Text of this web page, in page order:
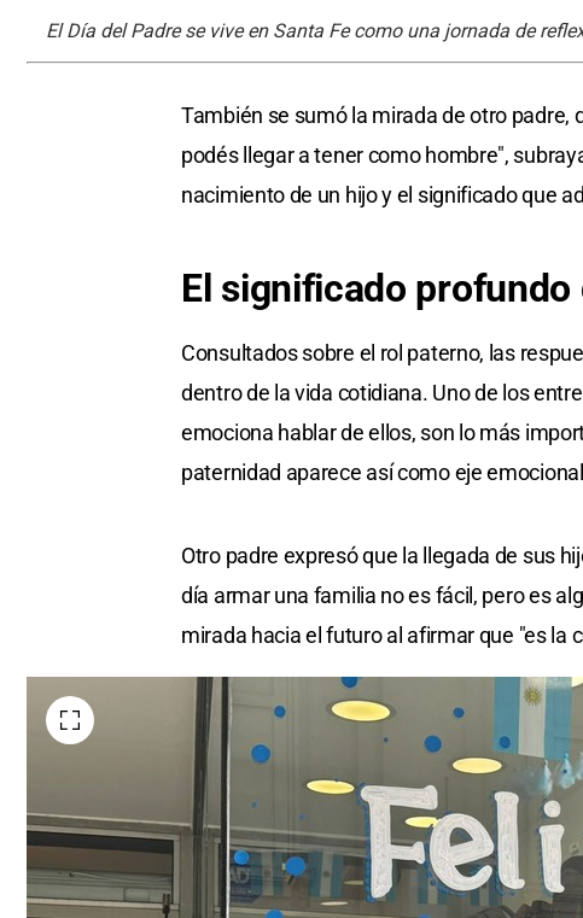
El Día del Padre se vive en Santa Fe como una jornada de
También se sumó la mirada de otro padre,
podés llegar a tener como hombre",
nacimiento de un hijo y el significado que
El significado profundo
Consultados sobre el rol paterno, las
dentro de la vida cotidiana. Uno de los
emociona hablar de ellos, son lo más
paternidad aparece así como eje
Otro padre expresó que la llegada de sus
día armar una familia no es fácil, pero es
mirada hacia el futuro al afirmar que "es la